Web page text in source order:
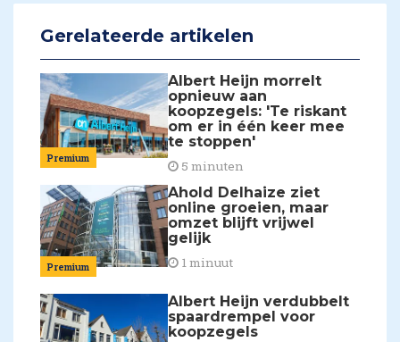
Gerelateerde artikelen
Premium
Albert Heijn morrelt
opnieuw aan
koopzegels: 'Te riskant
om er in één keer mee
te stoppen'
5 minuten
Premium
Ahold Delhaize ziet
online groeien, maar
omzet blijft vrijwel
gelijk
1 minuut
Albert Heijn verdubbelt
spaardrempel voor
koopzegels